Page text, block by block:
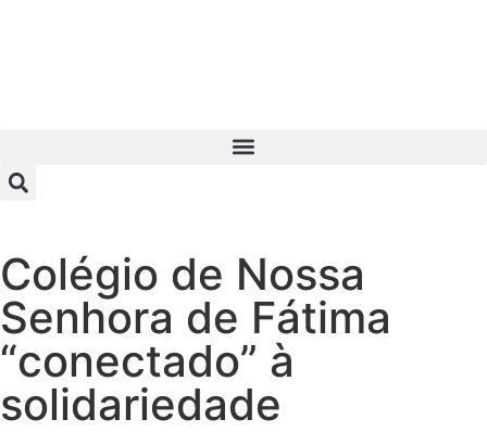
Colégio de Nossa
Senhora de Fátima
“conectado” à
solidariedade